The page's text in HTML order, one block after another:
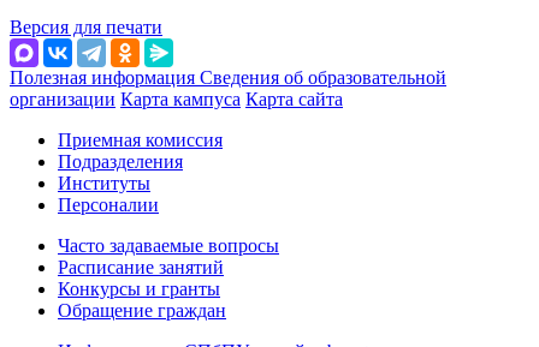
Версия для печати
Полезная информация Сведения об образовательной
организации Карта кампуса Карта сайта
Приемная комиссия
Подразделения
Институты
Персоналии
Часто задаваемые вопросы
Расписание занятий
Конкурсы и гранты
Обращение граждан